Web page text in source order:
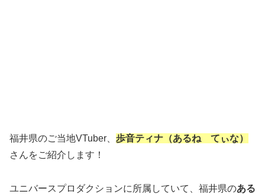
福井県のご当地VTuber、 歩音ティナ（あるね てぃな）
さんをご紹介します！
ユニバースプロダクションに所属していて、福井県のある